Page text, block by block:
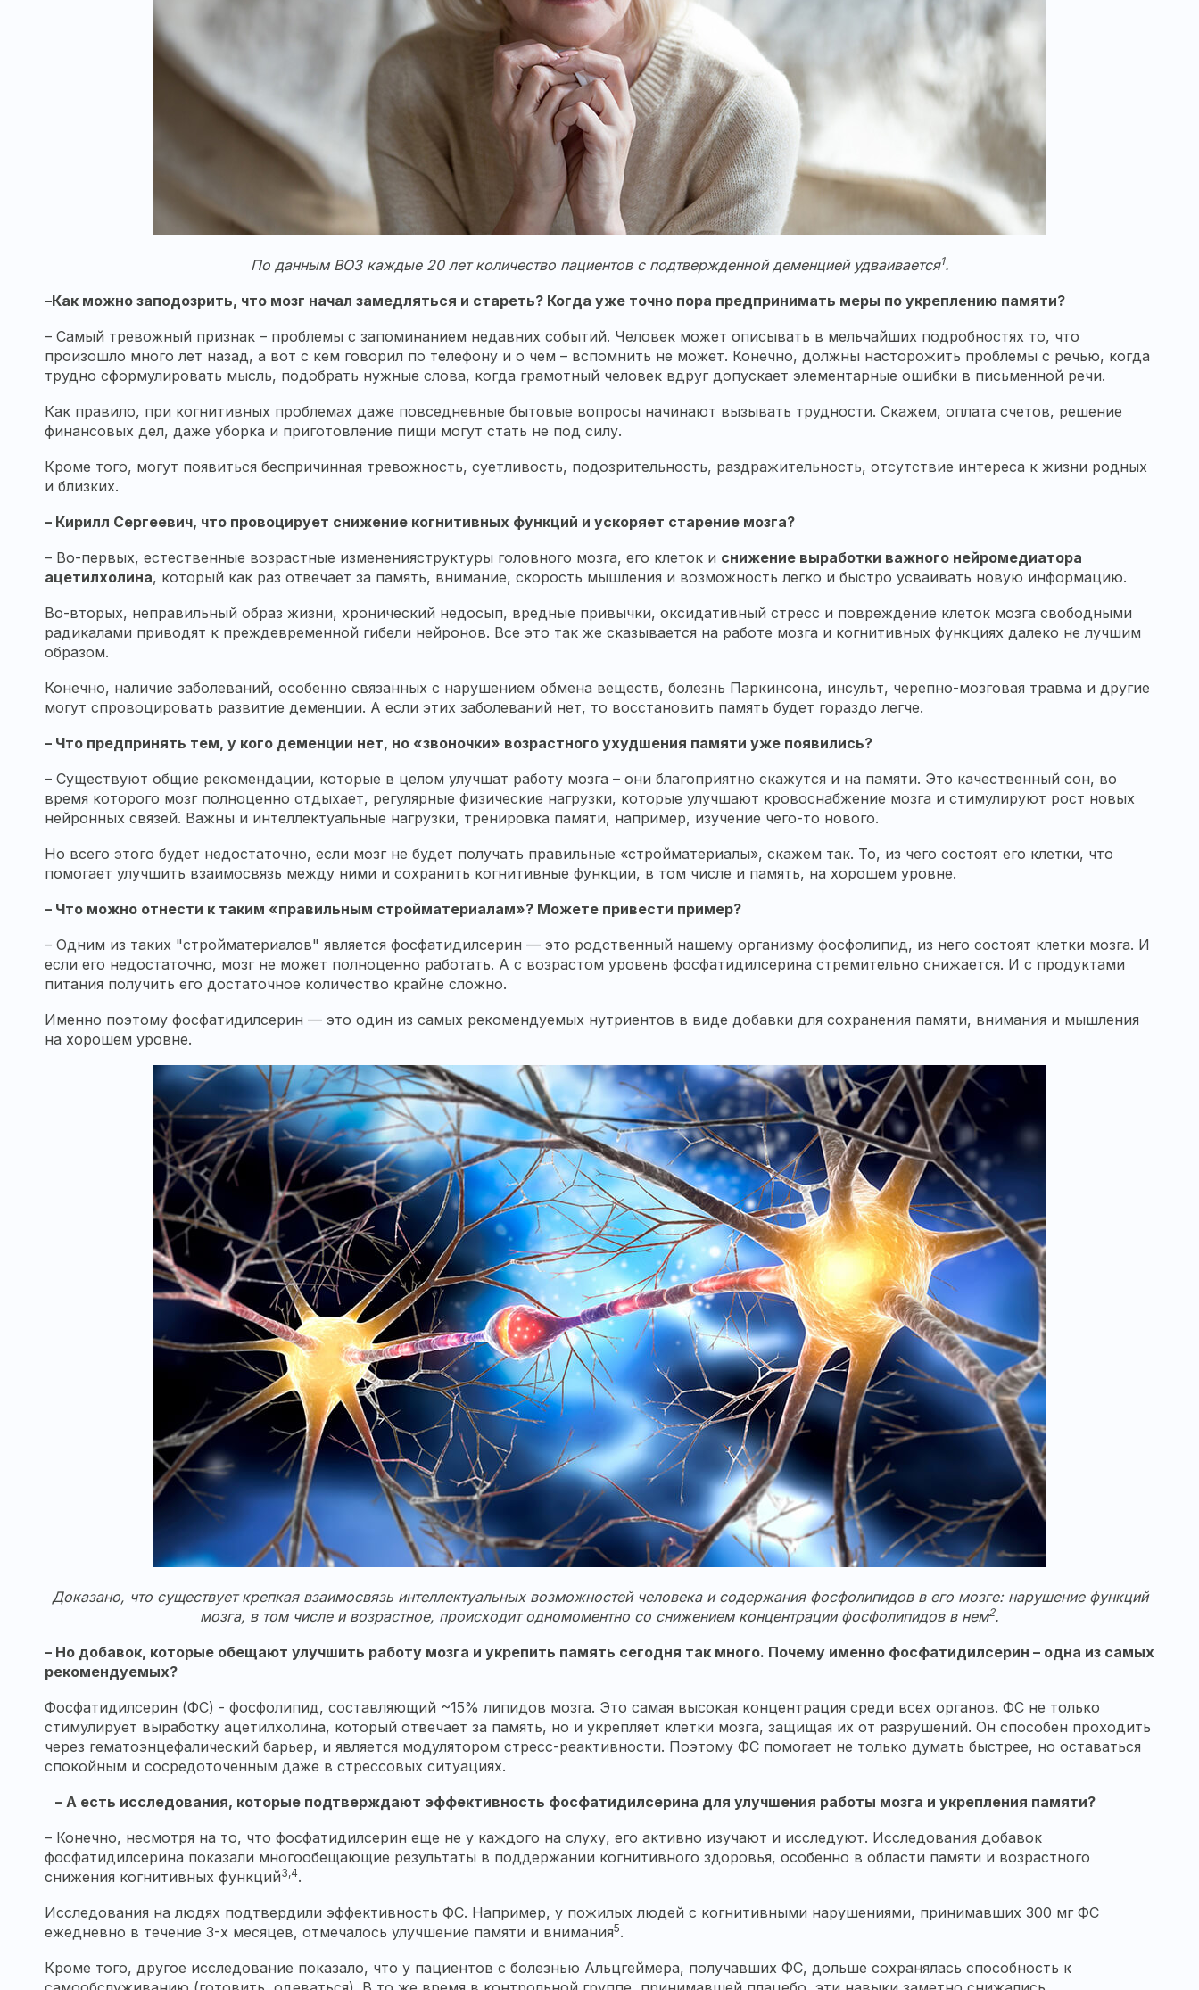
По данным ВОЗ каждые 20 лет количество пациентов с подтвержденной деменцией удваивается1.
–Как можно заподозрить, что мозг начал замедляться и стареть? Когда уже точно пора предпринимать меры по укреплению памяти?
– Самый тревожный признак – проблемы с запоминанием недавних событий. Человек может описывать в мельчайших подробностях то, что
произошло много лет назад, а вот с кем говорил по телефону и о чем – вспомнить не может. Конечно, должны насторожить проблемы с речью, когда
трудно сформулировать мысль, подобрать нужные слова, когда грамотный человек вдруг допускает элементарные ошибки в письменной речи.
Как правило, при когнитивных проблемах даже повседневные бытовые вопросы начинают вызывать трудности. Скажем, оплата счетов, решение
финансовых дел, даже уборка и приготовление пищи могут стать не под силу.
Кроме того, могут появиться беспричинная тревожность, суетливость, подозрительность, раздражительность, отсутствие интереса к жизни родных
и близких.
– Кирилл Сергеевич, что провоцирует снижение когнитивных функций и ускоряет старение мозга?
– Во-первых, естественные возрастные измененияструктуры головного мозга, его клеток и снижение выработки важного нейромедиатора
ацетилхолина, который как раз отвечает за память, внимание, скорость мышления и возможность легко и быстро усваивать новую информацию.
Во-вторых, неправильный образ жизни, хронический недосып, вредные привычки, оксидативный стресс и повреждение клеток мозга свободными
радикалами приводят к преждевременной гибели нейронов. Все это так же сказывается на работе мозга и когнитивных функциях далеко не лучшим
образом.
Конечно, наличие заболеваний, особенно связанных с нарушением обмена веществ, болезнь Паркинсона, инсульт, черепно-мозговая травма и другие
могут спровоцировать развитие деменции. А если этих заболеваний нет, то восстановить память будет гораздо легче.
– Что предпринять тем, у кого деменции нет, но «звоночки» возрастного ухудшения памяти уже появились?
– Существуют общие рекомендации, которые в целом улучшат работу мозга – они благоприятно скажутся и на памяти. Это качественный сон, во
время которого мозг полноценно отдыхает, регулярные физические нагрузки, которые улучшают кровоснабжение мозга и стимулируют рост новых
нейронных связей. Важны и интеллектуальные нагрузки, тренировка памяти, например, изучение чего-то нового.
Но всего этого будет недостаточно, если мозг не будет получать правильные «стройматериалы», скажем так. То, из чего состоят его клетки, что
помогает улучшить взаимосвязь между ними и сохранить когнитивные функции, в том числе и память, на хорошем уровне.
– Что можно отнести к таким «правильным стройматериалам»? Можете привести пример?
– Одним из таких "стройматериалов" является фосфатидилсерин — это родственный нашему организму фосфолипид, из него состоят клетки мозга. И
если его недостаточно, мозг не может полноценно работать. А с возрастом уровень фосфатидилсерина стремительно снижается. И с продуктами
питания получить его достаточное количество крайне сложно.
Именно поэтому фосфатидилсерин — это один из самых рекомендуемых нутриентов в виде добавки для сохранения памяти, внимания и мышления
на хорошем уровне.
Доказано, что существует крепкая взаимосвязь интеллектуальных возможностей человека и содержания фосфолипидов в его мозге: нарушение функций
мозга, в том числе и возрастное, происходит одномоментно со снижением концентрации фосфолипидов в нем2.
– Но добавок, которые обещают улучшить работу мозга и укрепить память сегодня так много. Почему именно фосфатидилсерин – одна из самых
рекомендуемых?
Фосфатидилсерин (ФС) - фосфолипид, составляющий ~15% липидов мозга. Это самая высокая концентрация среди всех органов. ФС не только
стимулирует выработку ацетилхолина, который отвечает за память, но и укрепляет клетки мозга, защищая их от разрушений. Он способен проходить
через гематоэнцефалический барьер, и является модулятором стресс-реактивности. Поэтому ФС помогает не только думать быстрее, но оставаться
спокойным и сосредоточенным даже в стрессовых ситуациях.
– А есть исследования, которые подтверждают эффективность фосфатидилсерина для улучшения работы мозга и укрепления памяти?
– Конечно, несмотря на то, что фосфатидилсерин еще не у каждого на слуху, его активно изучают и исследуют. Исследования добавок
фосфатидилсерина показали многообещающие результаты в поддержании когнитивного здоровья, особенно в области памяти и возрастного
снижения когнитивных функций3,4.
Исследования на людях подтвердили эффективность ФС. Например, у пожилых людей с когнитивными нарушениями, принимавших 300 мг ФС
ежедневно в течение 3-х месяцев, отмечалось улучшение памяти и внимания5.
Кроме того, другое исследование показало, что у пациентов с болезнью Альцгеймера, получавших ФС, дольше сохранялась способность к